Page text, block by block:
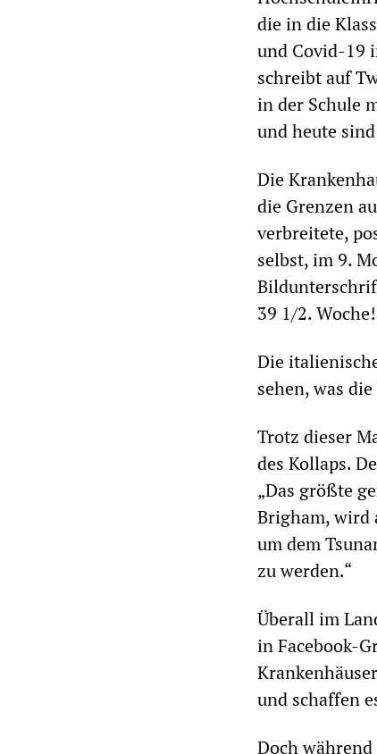
die in die
und Covid-19
schreibt auf
in der Schule
und heute
Die
die Grenzen
verbreitete,
selbst, im 9.
39 1/2.
Die
sehen, was
Trotz dieser
des Kollaps.
„Das größte
Brigham, wird
um dem
zu werden.“
Überall im
in Facebook-
und schaffen
Doch